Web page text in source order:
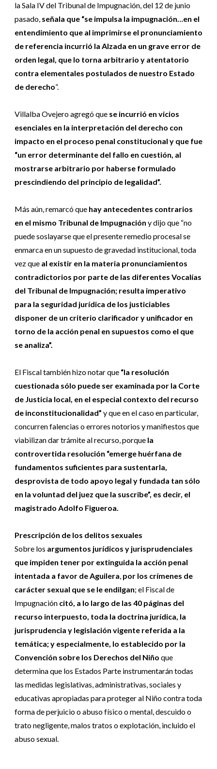
la Sala IV del Tribunal de Impugnación, del 12 de junio
pasado, señala que “se impulsa la impugnación…en el
entendimiento que al imprimirse el pronunciamiento
de referencia incurrió la Alzada en un grave error de
orden legal, que lo torna arbitrario y atentatorio
contra elementales postulados de nuestro Estado
de derecho”.
Villalba Ovejero agregó que se incurrió en vicios
esenciales en la interpretación del derecho con
impacto en el proceso penal constitucional y que fue
“un error determinante del fallo en cuestión, al
mostrarse arbitrario por haberse formulado
prescindiendo del principio de legalidad”.
Más aún, remarcó que hay antecedentes contrarios
en el mismo Tribunal de Impugnación y dijo que “no
puede soslayarse que el presente remedio procesal se
enmarca en un supuesto de gravedad institucional, toda
vez que al existir en la materia pronunciamientos
contradictorios por parte de las diferentes Vocalías
del Tribunal de Impugnación; resulta imperativo
para la seguridad jurídica de los justiciables
disponer de un criterio clarificador y unificador en
torno de la acción penal en supuestos como el que
se analiza”.
El Fiscal también hizo notar que “la resolución
cuestionada sólo puede ser examinada por la Corte
de Justicia local, en el especial contexto del recurso
de inconstitucionalidad” y que en el caso en particular,
concurren falencias o errores notorios y manifiestos que
viabilizan dar trámite al recurso, porque la
controvertida resolución “emerge huérfana de
fundamentos suficientes para sustentarla,
desprovista de todo apoyo legal y fundada tan sólo
en la voluntad del juez que la suscribe”, es decir, el
magistrado Adolfo Figueroa.
Prescripción de los delitos sexuales
Sobre los argumentos jurídicos y jurisprudenciales
que impiden tener por extinguida la acción penal
intentada a favor de Aguilera, por los crímenes de
carácter sexual que se le endilgan; el Fiscal de
Impugnación citó, a lo largo de las 40 páginas del
recurso interpuesto, toda la doctrina jurídica, la
jurisprudencia y legislación vigente referida a la
temática; y especialmente, lo establecido por la
Convención sobre los Derechos del Niño que
determina que los Estados Parte instrumentarán todas
las medidas legislativas, administrativas, sociales y
educativas apropiadas para proteger al Niño contra toda
forma de perjuicio o abuso físico o mental, descuido o
trato negligente, malos tratos o explotación, incluido el
abuso sexual.